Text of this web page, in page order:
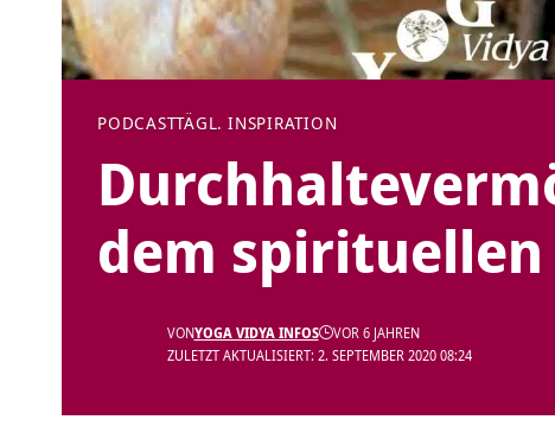
PODCASTTÄGL. INSPIRATION
dem spirituellen
ZULETZT AKTUALISIERT: 2. SEPTEMBER 2020 08:24
VONYOGA VIDYA INFOS VOR 6 JAHREN